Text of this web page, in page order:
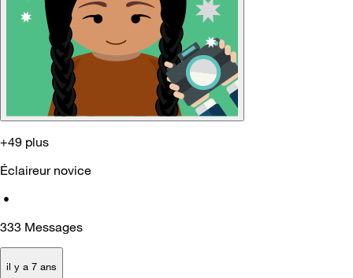
+49 plus
Éclaireur novice
•
333 Messages
il y a 7 ans